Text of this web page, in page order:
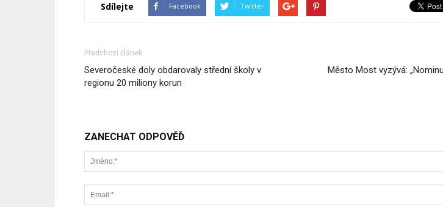
Sdílejte Facebook Twitter
Předchozí článek
Severočeské doly obdarovaly střední školy v
regionu 20 miliony korun
Město Most vyzývá:
ZANECHAT ODPOVĚĎ